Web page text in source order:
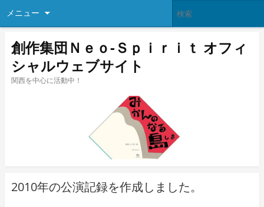
メニュー
創作集団Ｎｅｏ-Ｓｐｉｒｉｔ オフィ
シャルウェブサイト
関西を中心に活動中！
2010年の公演記録を作成しました。